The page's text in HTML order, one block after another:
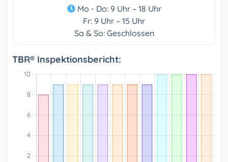
Mo - Do: 9 Uhr – 18 Uhr
Fr: 9 Uhr – 15 Uhr
Sa & So: Geschlossen
TBR® Inspektionsbericht: